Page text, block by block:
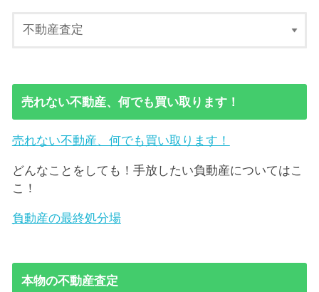
売れない不動産、何でも買い取ります！
売れない不動産、何でも買い取ります！
どんなことをしても！手放したい負動産についてはこ
こ！
負動産の最終処分場
本物の不動産査定